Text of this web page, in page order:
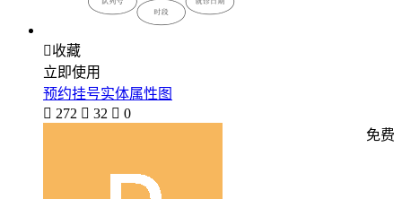
收藏
立即使用
预约挂号实体属性图
 272  32  0
免费